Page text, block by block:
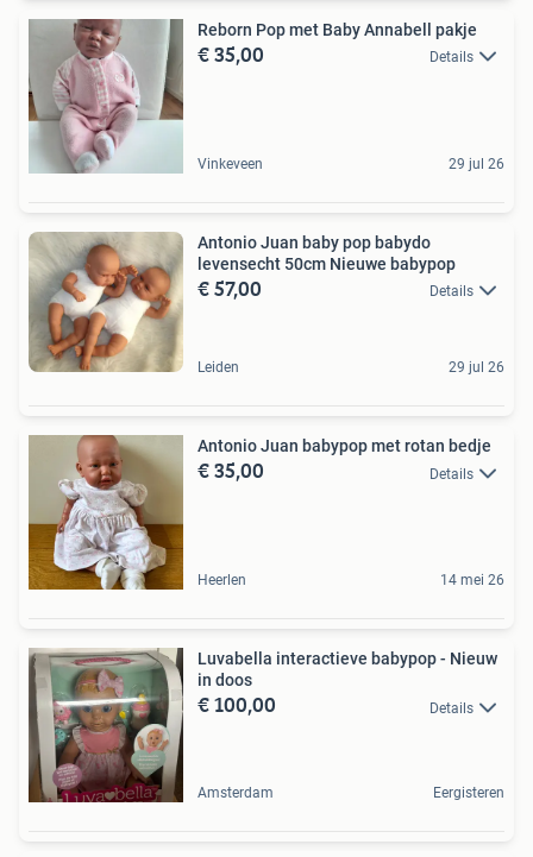
Reborn Pop met Baby Annabell pakje
€ 35,00 Details
Vinkeveen 29 jul 26
Antonio Juan baby pop babydo
levensecht 50cm Nieuwe babypop
€ 57,00 Details
Leiden 29 jul 26
Antonio Juan babypop met rotan bedje
€ 35,00 Details
Heerlen 14 mei 26
Luvabella interactieve babypop - Nieuw
in doos
€ 100,00 Details
Amsterdam Eergisteren